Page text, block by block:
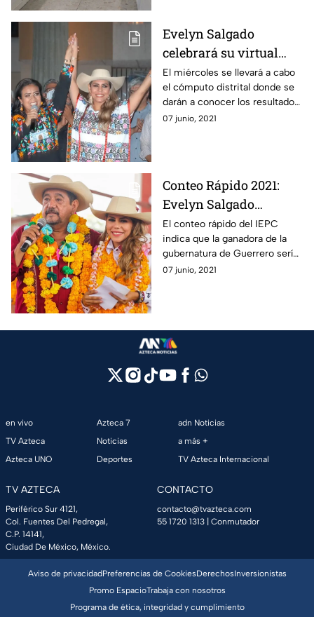
Evelyn Salgado
celebrará su virtual
triunfo en Guerrero
El miércoles se llevará a cabo
el cómputo distrital donde se
darán a conocer los resultados
de la elección en Guerrero.
07 junio, 2021
Conteo Rápido 2021:
Evelyn Salgado
alcanzaría gubernatura
por Guerrero
El conteo rápido del IEPC
indica que la ganadora de la
gubernatura de Guerrero sería
Evelyn Salgado, hija de Félix
07 junio, 2021
en vivo
TV Azteca
Azteca UNO
Azteca 7
Noticias
Deportes
adn Noticias
a más +
TV Azteca Internacional
TV AZTECA
Periférico Sur 4121,
Col. Fuentes Del Pedregal,
C.P. 14141,
Ciudad De México, México.
CONTACTO
contacto@tvazteca.com
55 1720 1313 | Conmutador
Aviso de privacidadPreferencias de CookiesDerechosInversionistas
Promo EspacioTrabaja con nosotros
Programa de ética, integridad y cumplimiento